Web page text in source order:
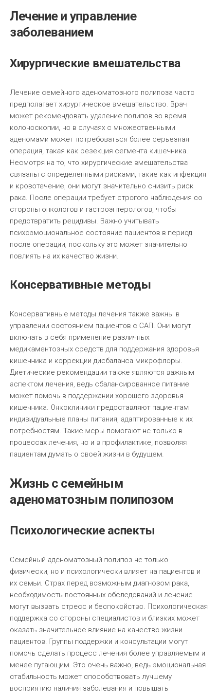
Лечение и управление
заболеванием
Хирургические вмешательства
Лечение семейного аденоматозного полипоза часто
предполагает хирургическое вмешательство. Врач
может рекомендовать удаление полипов во время
колоноскопии, но в случаях с множественными
аденомами может потребоваться более серьезная
операция, такая как резекция сегмента кишечника.
Несмотря на то, что хирургические вмешательства
связаны с определенными рисками, такие как инфекция
и кровотечение, они могут значительно снизить риск
рака. После операции требует строгого наблюдения со
стороны онкологов и гастроэнтерологов, чтобы
предотвратить рецидивы. Важно учитывать
психоэмоциональное состояние пациентов в период
после операции, поскольку это может значительно
повлиять на их качество жизни.
Консервативные методы
Консервативные методы лечения также важны в
управлении состоянием пациентов с САП. Они могут
включать в себя применение различных
медикаментозных средств для поддержания здоровья
кишечника и коррекции дисбаланса микрофлоры.
Диетические рекомендации также являются важным
аспектом лечения, ведь сбалансированное питание
может помочь в поддержании хорошего здоровья
кишечника. Онкоклиники предоставляют пациентам
индивидуальные планы питания, адаптированные к их
потребностям. Такие меры помогают не только в
процессах лечения, но и в профилактике, позволяя
пациентам думать о своей жизни в будущем.
Жизнь с семейным
аденоматозным полипозом
Психологические аспекты
Семейный аденоматозный полипоз не только
физически, но и психологически влияет на пациентов и
их семьи. Страх перед возможным диагнозом рака,
необходимость постоянных обследований и лечение
могут вызвать стресс и беспокойство. Психологическая
поддержка со стороны специалистов и близких может
оказать значительное влияние на качество жизни
пациентов. Группы поддержки и консультации могут
помочь сделать процесс лечения более управляемым и
менее пугающим. Это очень важно, ведь эмоциональная
стабильность может способствовать лучшему
восприятию наличия заболевания и повышать